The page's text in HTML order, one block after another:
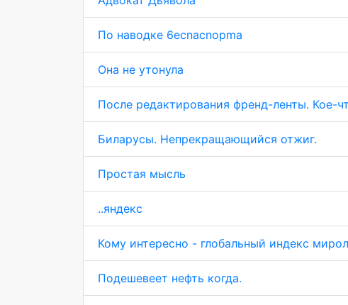
По наводке 6ecnacnopma
Она не утонула
После редактирования френд-ленты. Кое-
Биларусы. Непрекращающийся отжиг.
Простая мысль
..яндекс
Кому интересно - глобальный индекс
Подешевеет нефть когда.